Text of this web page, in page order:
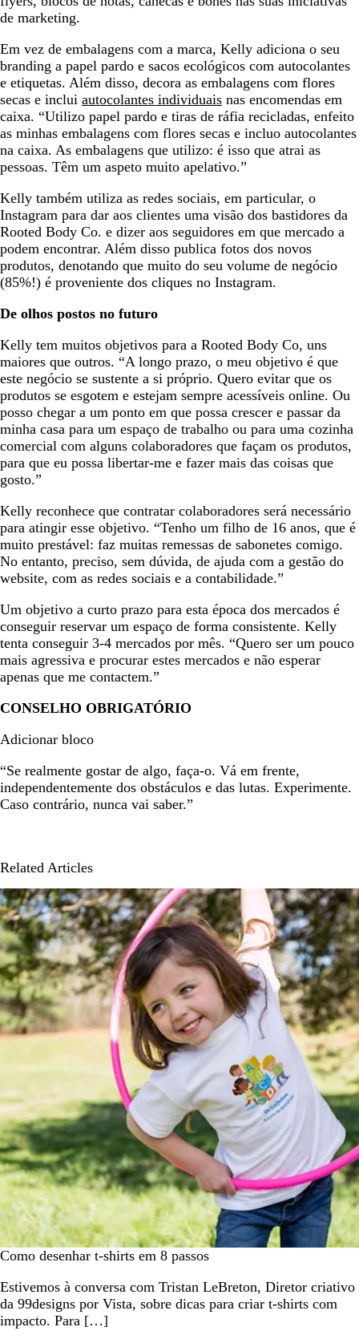
de marketing.
Em vez de embalagens com a marca, Kelly adiciona o seu
branding a papel pardo e sacos ecológicos com autocolantes
e etiquetas. Além disso, decora as embalagens com flores
secas e inclui autocolantes individuais nas encomendas em
caixa. “Utilizo papel pardo e tiras de ráfia recicladas, enfeito
as minhas embalagens com flores secas e incluo autocolantes
na caixa. As embalagens que utilizo: é isso que atrai as
pessoas. Têm um aspeto muito apelativo.”
Kelly também utiliza as redes sociais, em particular, o
Instagram para dar aos clientes uma visão dos bastidores da
Rooted Body Co. e dizer aos seguidores em que mercado a
podem encontrar. Além disso publica fotos dos novos
produtos, denotando que muito do seu volume de negócio
(85%!) é proveniente dos cliques no Instagram.
De olhos postos no futuro
Kelly tem muitos objetivos para a Rooted Body Co, uns
maiores que outros. “A longo prazo, o meu objetivo é que
este negócio se sustente a si próprio. Quero evitar que os
produtos se esgotem e estejam sempre acessíveis online. Ou
posso chegar a um ponto em que possa crescer e passar da
minha casa para um espaço de trabalho ou para uma cozinha
comercial com alguns colaboradores que façam os produtos,
para que eu possa libertar-me e fazer mais das coisas que
gosto.”
Kelly reconhece que contratar colaboradores será necessário
para atingir esse objetivo. “Tenho um filho de 16 anos, que é
muito prestável: faz muitas remessas de sabonetes comigo.
No entanto, preciso, sem dúvida, de ajuda com a gestão do
website, com as redes sociais e a contabilidade.”
Um objetivo a curto prazo para esta época dos mercados é
conseguir reservar um espaço de forma consistente. Kelly
tenta conseguir 3-4 mercados por mês. “Quero ser um pouco
mais agressiva e procurar estes mercados e não esperar
apenas que me contactem.”
CONSELHO OBRIGATÓRIO
Adicionar bloco
“Se realmente gostar de algo, faça-o. Vá em frente,
independentemente dos obstáculos e das lutas. Experimente.
Caso contrário, nunca vai saber.”
Related Articles
Como desenhar t-shirts em 8 passos
Estivemos à conversa com Tristan LeBreton, Diretor criativo
da 99designs por Vista, sobre dicas para criar t-shirts com
impacto. Para […]